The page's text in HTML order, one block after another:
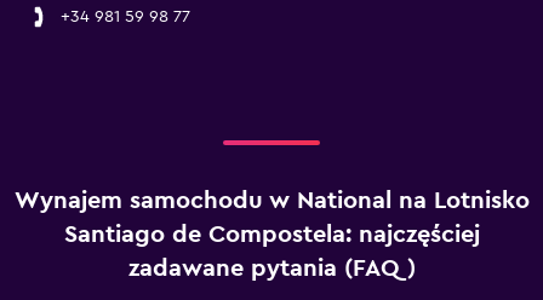
+34 981 59 98 77
Wynajem samochodu w National na Lotnisko
Santiago de Compostela: najczęściej
zadawane pytania (FAQ)